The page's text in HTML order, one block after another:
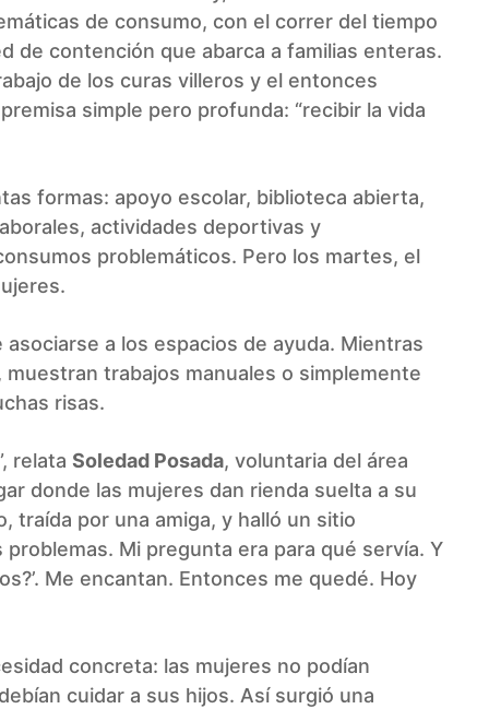
de consumo, con el correr del tiempo
de contención que abarca a familias enteras.
de los curas villeros y el entonces
simple pero profunda: “recibir la vida
formas: apoyo escolar, biblioteca abierta,
actividades deportivas y
problemáticos. Pero los martes, el
a los espacios de ayuda. Mientras
trabajos manuales o simplemente
risas.
relata Soledad Posada, voluntaria del área
donde las mujeres dan rienda suelta a su
traída por una amiga, y halló un sitio
Mi pregunta era para qué servía. Y
Me encantan. Entonces me quedé. Hoy
concreta: las mujeres no podían
cuidar a sus hijos. Así surgió una